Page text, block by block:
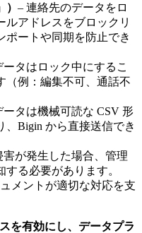
– 連絡先のデータをロ
ルアドレスをブロックリ
ポートや同期を防止でき
ータはロック中にするこ
（例：編集不可、通話不
ータは機械可読な CSV 形
Bigin から直接送信でき
害が発生した場合、管理
る必要があります。
メントが適切な対応を支
を有効にし、データプラ